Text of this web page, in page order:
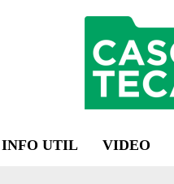
INFO UTIL VIDEO